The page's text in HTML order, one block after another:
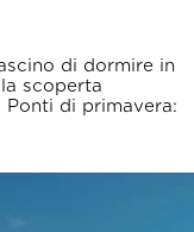
di dormire in
scoperta
Ponti di primavera: